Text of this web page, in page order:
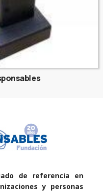
de referencia en
y personas